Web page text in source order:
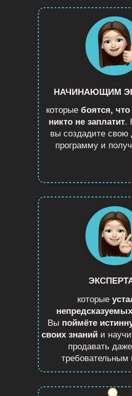
которые
Вы поймёте
своих знанийи
продавать
требовательным
которые боятся, что
никто не заплатит.
вы создадите свою
программу и
НАЧИНАЮЩИМ